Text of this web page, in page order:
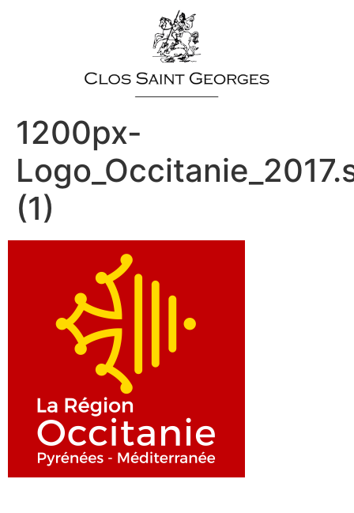
1200px-
(1)